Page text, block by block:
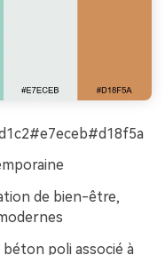
de bien-être,
poli associé à